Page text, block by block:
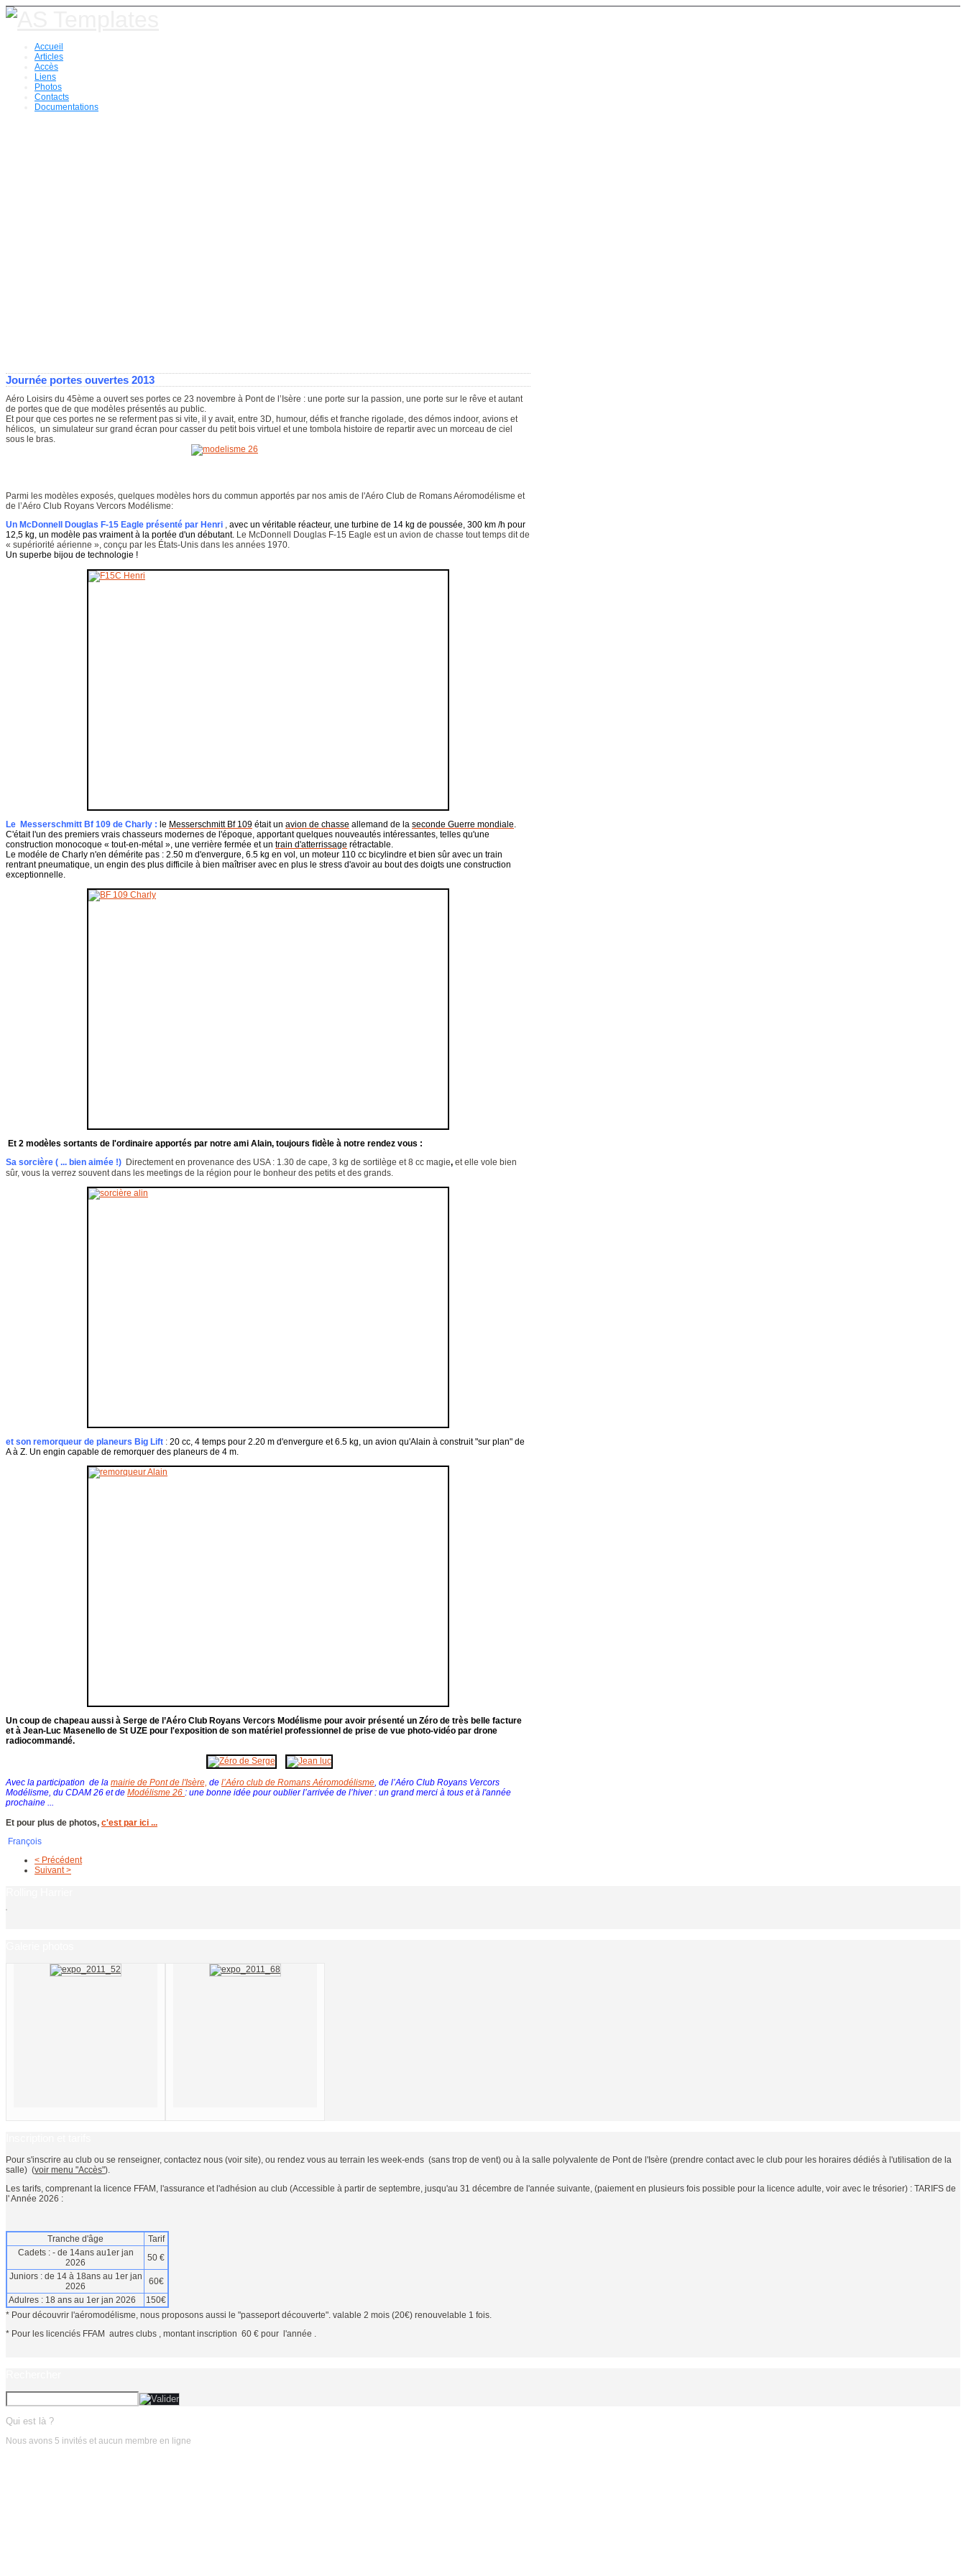
Accueil
Articles
Accès
Liens
Photos
Contacts
Documentations
Journée portes ouvertes 2013
Aéro Loisirs du 45ème a ouvert ses portes ce 23 novembre à Pont de l’Isère : une porte sur la passion, une porte sur le rêve et autant
de portes que de que modèles présentés au public.
Et pour que ces portes ne se referment pas si vite, il y avait, entre 3D, humour, défis et franche rigolade, des démos indoor, avions et
hélicos, un simulateur sur grand écran pour casser du petit bois virtuel et une tombola histoire de repartir avec un morceau de ciel
sous le bras.
Parmi les modèles exposés, quelques modèles hors du commun apportés par nos amis de l'Aéro Club de Romans Aéromodélisme et
de l’Aéro Club Royans Vercors Modélisme:
Un McDonnell Douglas F-15 Eagle présenté par Henri , avec un véritable réacteur, une turbine de 14 kg de poussée, 300 km /h pour
12,5 kg, un modèle pas vraiment à la portée d'un débutant. Le McDonnell Douglas F-15 Eagle est un avion de chasse tout temps dit de
« supériorité aérienne », conçu par les États-Unis dans les années 1970.
Un superbe bijou de technologie !
Le Messerschmitt Bf 109 de Charly : le Messerschmitt Bf 109 était un avion de chasse allemand de la seconde Guerre mondiale.
C'était l'un des premiers vrais chasseurs modernes de l'époque, apportant quelques nouveautés intéressantes, telles qu'une
construction monocoque « tout-en-métal », une verrière fermée et un train d'atterrissage rétractable.
Le modéle de Charly n'en démérite pas : 2.50 m d'envergure, 6.5 kg en vol, un moteur 110 cc bicylindre et bien sûr avec un train
rentrant pneumatique, un engin des plus difficile à bien maîtriser avec en plus le stress d'avoir au bout des doigts une construction
exceptionnelle.
Et 2 modèles sortants de l'ordinaire apportés par notre ami Alain, toujours fidèle à notre rendez vous :
Sa sorcière ( ... bien aimée !) Directement en provenance des USA : 1.30 de cape, 3 kg de sortilège et 8 cc magie, et elle vole bien
sûr, vous la verrez souvent dans les meetings de la région pour le bonheur des petits et des grands.
et son remorqueur de planeurs Big Lift : 20 cc, 4 temps pour 2.20 m d'envergure et 6.5 kg, un avion qu'Alain à construit "sur plan" de
A à Z. Un engin capable de remorquer des planeurs de 4 m.
Un coup de chapeau aussi à Serge de l’Aéro Club Royans Vercors Modélisme pour avoir présenté un Zéro de très belle facture
et à Jean-Luc Masenello de St UZE pour l'exposition de son matériel professionnel de prise de vue photo-vidéo par drone
radiocommandé.
Avec la participation de la mairie de Pont de l'Isère, de l’Aéro club de Romans Aéromodélisme, de l’Aéro Club Royans Vercors
Modélisme, du CDAM 26 et de Modélisme 26 : une bonne idée pour oublier l’arrivée de l’hiver : un grand merci à tous et à l'année
prochaine ...
Et pour plus de photos, c'est par ici ...
François
< Précédent
Suivant >
Pour s'inscrire au club ou se renseigner, contactez nous (voir site), ou rendez vous au terrain les week-ends (sans trop de vent) ou à la salle polyvalente de Pont de l'Isère (prendre contact avec le club pour les horaires dédiés à l'utilisation de la
salle) (voir menu "Accès").
Les tarifs, comprenant la licence FFAM, l'assurance et l'adhésion au club (Accessible à partir de septembre, jusqu'au 31 décembre de l'année suivante, (paiement en plusieurs fois possible pour la licence adulte, voir avec le trésorier) : TARIFS de
l' Année 2026 :
Tranche d'âge
Tarif
Cadets : - de 14ans au1er jan
2026
50 €
Juniors : de 14 à 18ans au 1er jan
2026
60€
Adulres : 18 ans au 1er jan 2026
150€
* Pour découvrir l'aéromodélisme, nous proposons aussi le "passeport découverte". valable 2 mois (20€) renouvelable 1 fois.
* Pour les licenciés FFAM autres clubs , montant inscription 60 € pour l'année .
Qui est là ?
Nous avons 5 invités et aucun membre en ligne